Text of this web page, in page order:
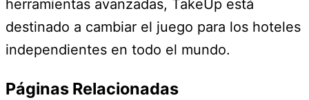
herramientas avanzadas, TakeUp está
destinado a cambiar el juego para los hoteles
independientes en todo el mundo.
Páginas Relacionadas